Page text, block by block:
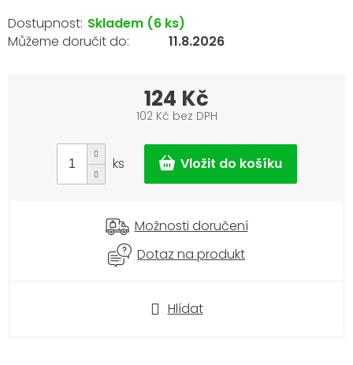
Hlídat
Skladem (6 ks)
11.8.2026
124 Kč
102 Kč bez DPH
cena:
ks
Možnosti doručení
Dotaz na produkt